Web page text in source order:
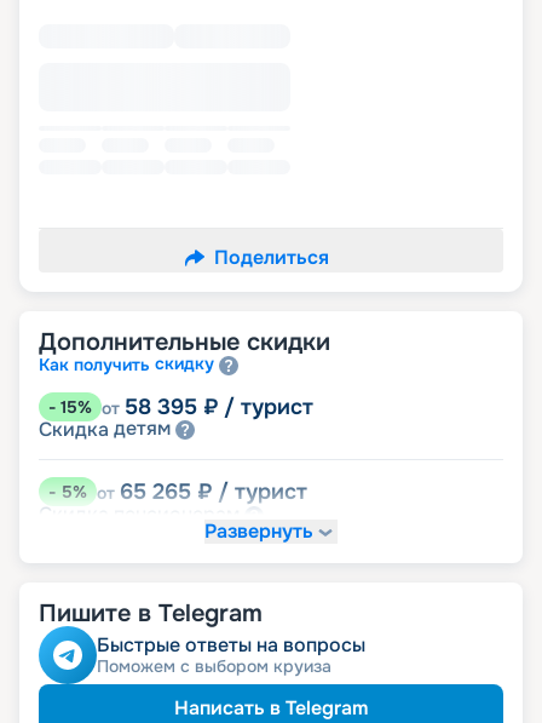
Поделиться
Дополнительные скидки
Как получить скидку
- 15% от 58 395 ₽ / турист
Скидка детям
-5% от 65 265 ₽ / турист
Скидка
Развернуть
Пишите в Telegram
Быстрые ответы на вопросы
Поможем с выбором круиза
Написать в Telegram